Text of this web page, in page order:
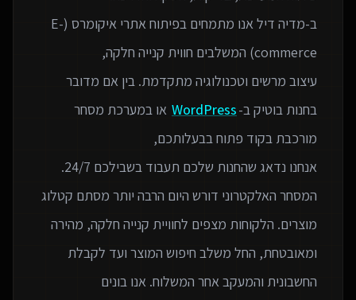
ב-מדיה דיל אנו מתמחים בפיתוח אתרי איקומרס (E-
עיצוב מרשים וטכנולוגיה מתקדמת. בין אם מדובר
בחנות בוטיק ב-WordPress או במערכת מסחר
המסחר האלקטרוני דורש היום הרבה יותר מסתם קטלוג
מוצרים. הלקוחות מצפים לחוויית קנייה חלקה, מהירה
ומאובטחת, החל משלב חיפוש המוצר ועד לקבלת
החשבונית והמעקב אחר המשלוח. אנו בונים